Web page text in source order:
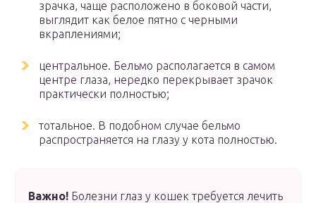
зрачка, чаще расположено в боковой части,
выглядит как белое пятно с черными
вкраплениями;
центральное. Бельмо располагается в самом
центре глаза, нередко перекрывает зрачок
практически полностью;
тотальное. В подобном случае бельмо
распространяется на глазу у кота полностью.
Важно! Болезни глаз у кошек требуется лечить